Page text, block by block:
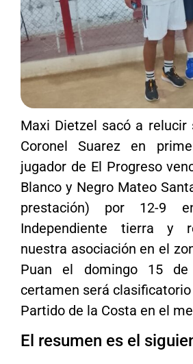
Maxi Dietzel sacó a relucir
Coronel Suarez en
jugador de El Progreso
Blanco y Negro Mateo
prestación) por 12-9
Independiente tierra y
nuestra asociación en el
Puan el domingo 15 de
certamen será
Partido de la Costa en el
El resumen es el